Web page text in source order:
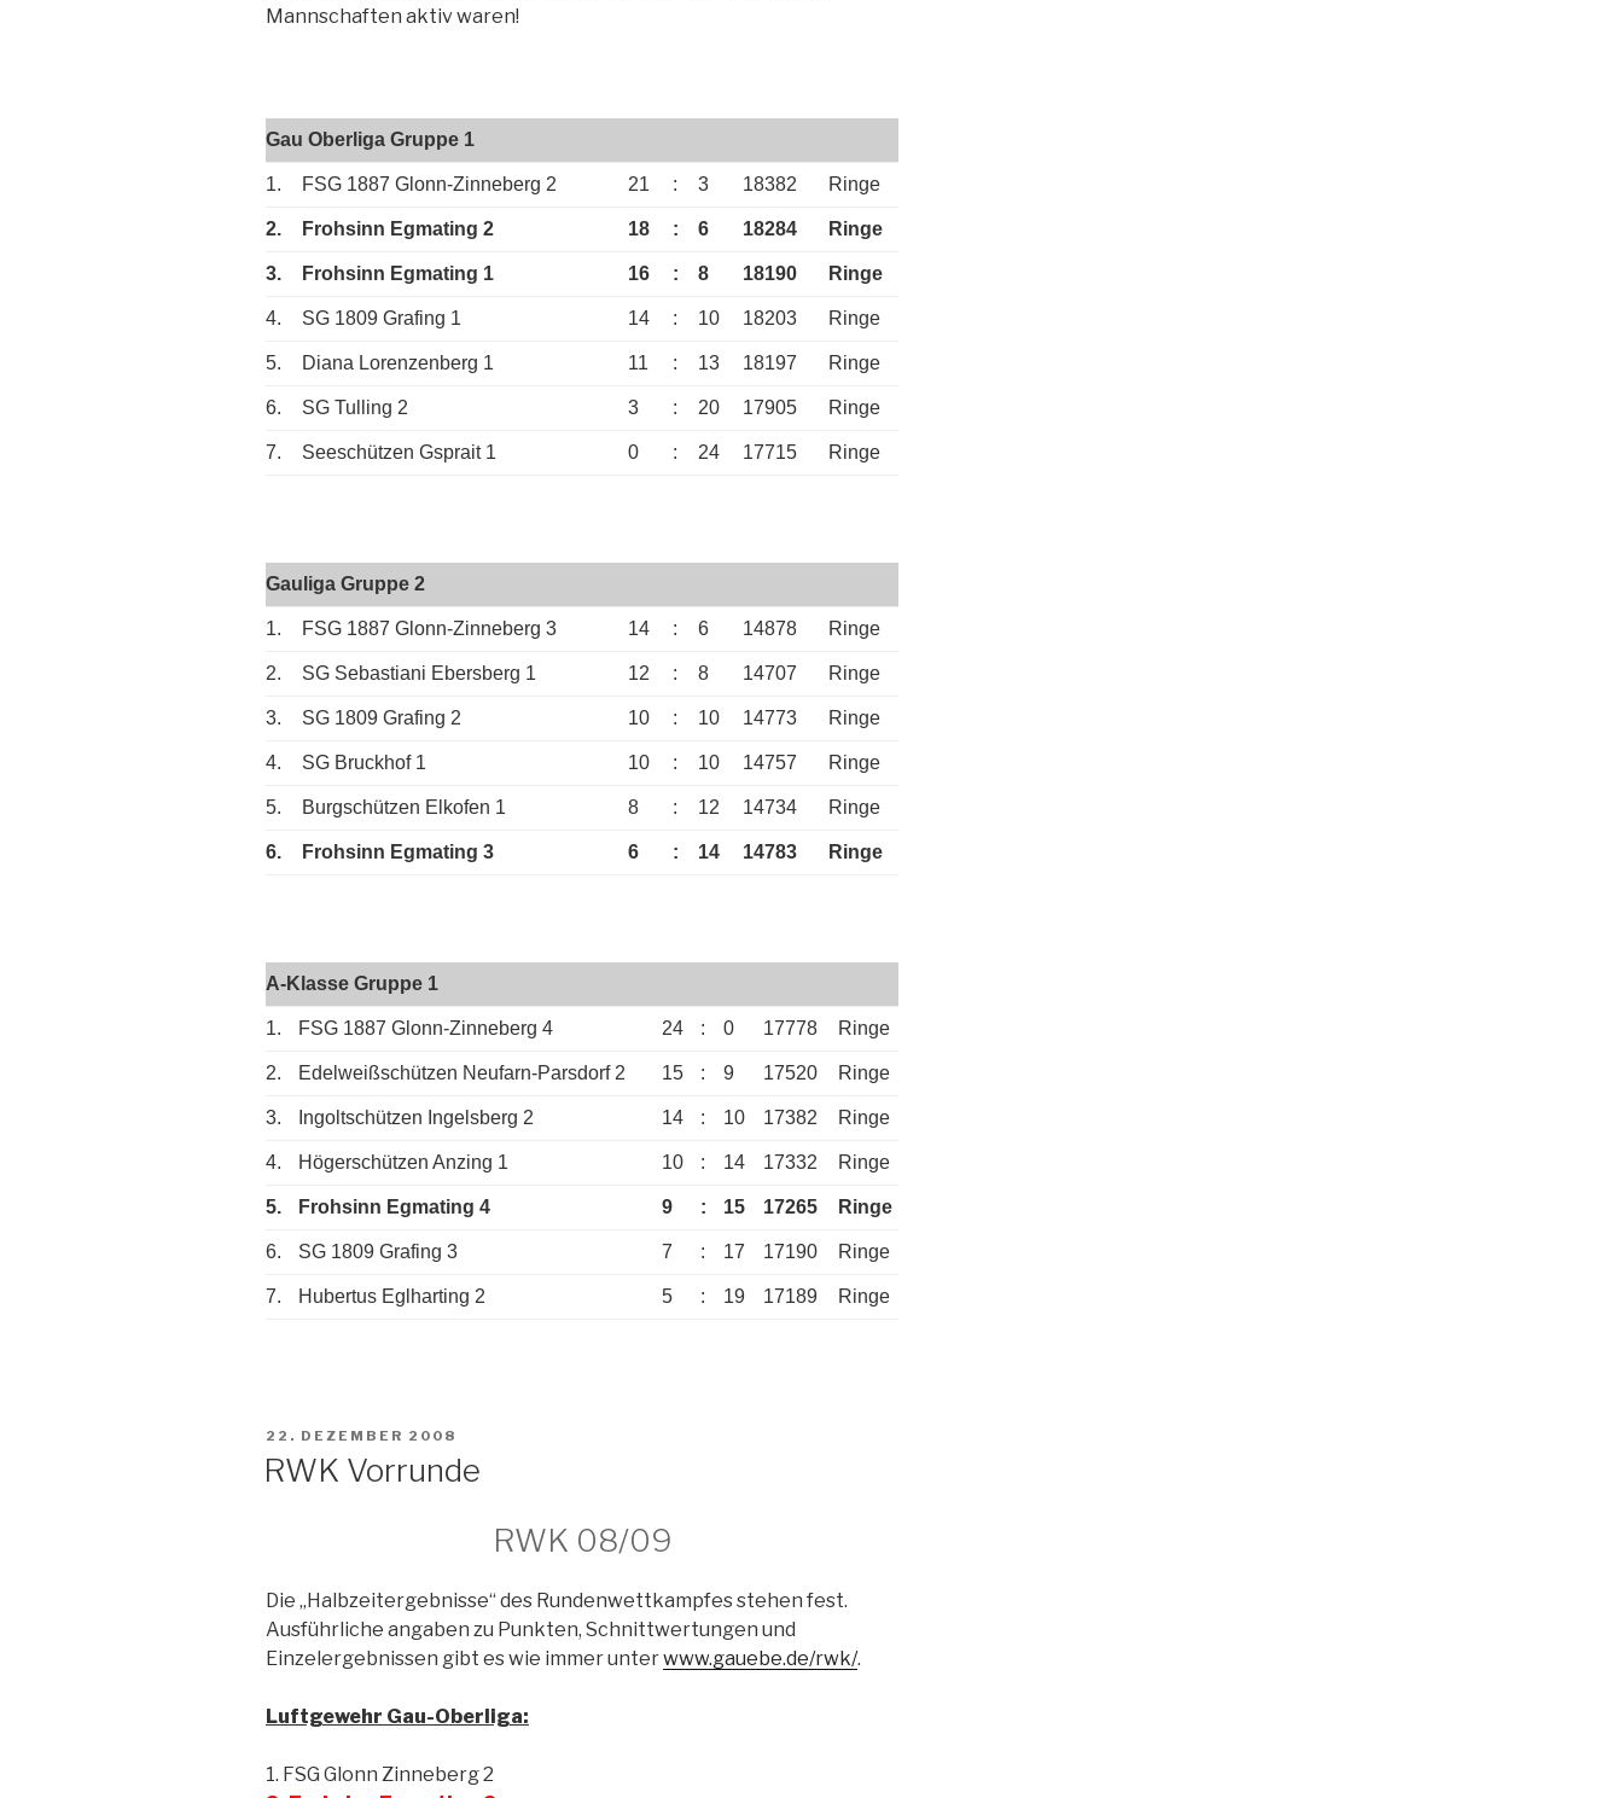
Mannschaften aktiv waren!
Gau Oberliga Gruppe 1
1. FSG 1887 Glonn-Zinneberg 2 21 : 3 18382 Ringe
2. Frohsinn Egmating 2 18 : 6 18284 Ringe
3. Frohsinn Egmating 1 16 : 8 18190 Ringe
4. SG 1809 Grafing 1 14 : 10 18203 Ringe
5. Diana Lorenzenberg 1 11 : 13 18197 Ringe
6. SG Tulling 2 3 : 20 17905 Ringe
7. Seeschützen Gsprait 1 0 : 24 17715 Ringe
Gauliga Gruppe 2
1. FSG 1887 Glonn-Zinneberg 3 14 : 6 14878 Ringe
2. SG Sebastiani Ebersberg 1 12 : 8 14707 Ringe
3. SG 1809 Grafing 2 10 : 10 14773 Ringe
4. SG Bruckhof 1 10 : 10 14757 Ringe
5. Burgschützen Elkofen 1 8 : 12 14734 Ringe
6. Frohsinn Egmating 3 6 : 14 14783 Ringe
A-Klasse Gruppe 1
1. FSG 1887 Glonn-Zinneberg 4 24 : 0 17778 Ringe
2. Edelweißschützen Neufarn-Parsdorf 2 15 : 9 17520 Ringe
3. Ingoltschützen Ingelsberg 2 14 : 10 17382 Ringe
4. Högerschützen Anzing 1 10 : 14 17332 Ringe
5. Frohsinn Egmating 4 9 : 15 17265 Ringe
6. SG 1809 Grafing 3 7 : 17 17190 Ringe
7. Hubertus Eglharting 2 5 : 19 17189 Ringe
VERÖFFENTLICHT
22. DEZEMBER 2008
RWK Vorrunde
RWK 08/09
Die „Halbzeitergebnisse“ des Rundenwettkampfes stehen fest.
Ausführliche angaben zu Punkten, Schnittwertungen und
Einzelergebnissen gibt es wie immer unterwww.gauebe.de/rwk/.
Luftgewehr Gau-Oberliga:
1. FSG Glonn Zinneberg 2